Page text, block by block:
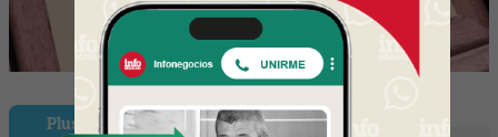
Plus